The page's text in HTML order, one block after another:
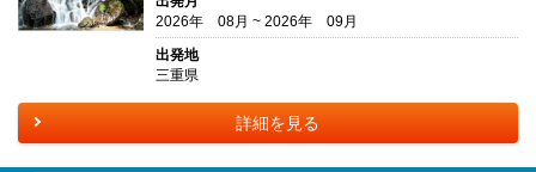
2026年 08月 ~ 2026年 09月
出発地
三重県
詳細を見る